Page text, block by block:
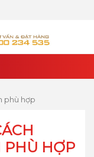
phù hợp
PHÙ HỢP